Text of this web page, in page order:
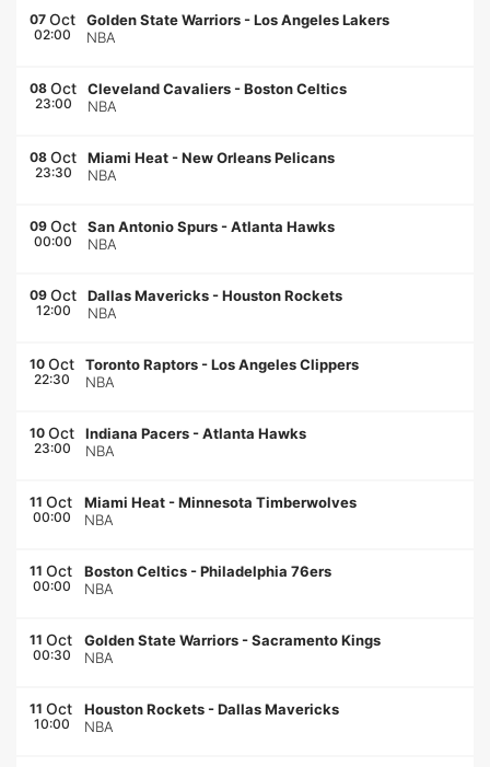
07 Oct
02:00
Golden State Warriors -Los Angeles Lakers
NBA
08 Oct
23:00
Cleveland Cavaliers -Boston Celtics
NBA
08 Oct
23:30
Miami Heat -New Orleans Pelicans
NBA
09 Oct
00:00
San Antonio Spurs -Atlanta Hawks
NBA
09 Oct
12:00
Dallas Mavericks -Houston Rockets
NBA
10 Oct
22:30
Toronto Raptors -Los Angeles Clippers
NBA
10 Oct
23:00
Indiana Pacers -Atlanta Hawks
NBA
11 Oct
00:00
Miami Heat -Minnesota Timberwolves
NBA
11 Oct
00:00
Boston Celtics -Philadelphia 76ers
NBA
11 Oct
00:30
Golden State Warriors -Sacramento Kings
NBA
11 Oct
10:00
Houston Rockets -Dallas Mavericks
NBA